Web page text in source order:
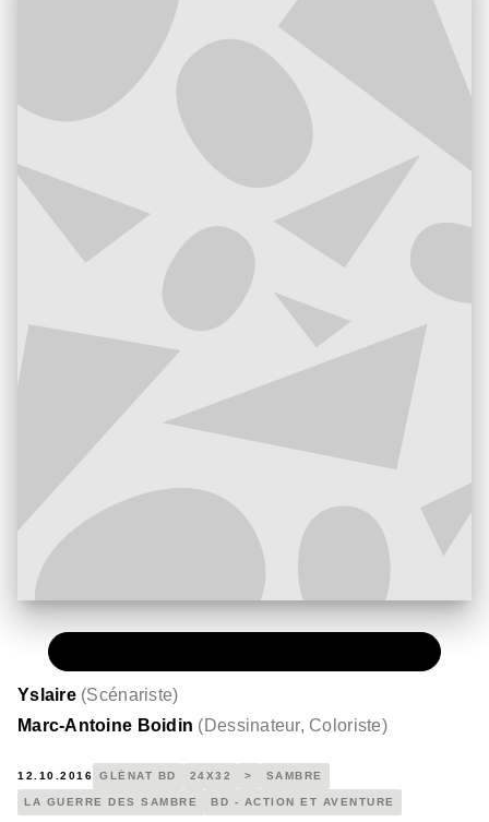
Yslaire (Scénariste)
Marc-Antoine Boidin (Dessinateur, Coloriste)
12.10.2016 GLÉNAT BD 24X32 > SAMBRE
LA GUERRE DES SAMBRE BD - ACTION ET AVENTURE